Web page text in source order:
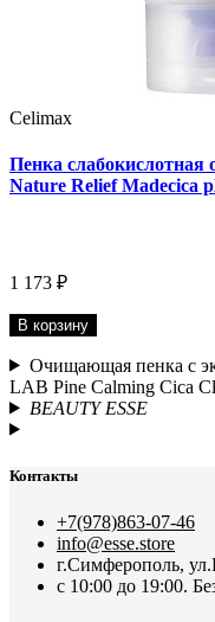
Celimax
Пенка
Nature Relief Madecica
1 173 ₽
В корзину
Очищающая пенка с
LAB Pine Calming Cica
BEAUTY ESSE
Контакты
+7(978)863-07-46
info@esse.store
г.Симферополь,
с 10:00 до 19:00.